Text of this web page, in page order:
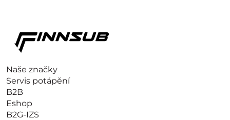
Naše značky
Servis potápění
B2B
Eshop
B2G-IZS